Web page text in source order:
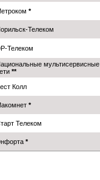
*
Телеком
Телеком
мультисервисные
**
Колл
*
Телеком
*